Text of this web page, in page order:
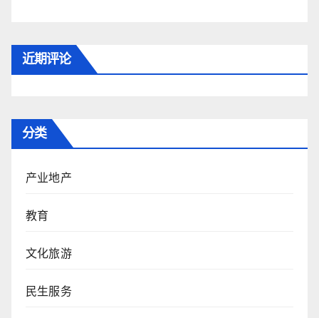
近期评论
分类
产业地产
教育
文化旅游
民生服务